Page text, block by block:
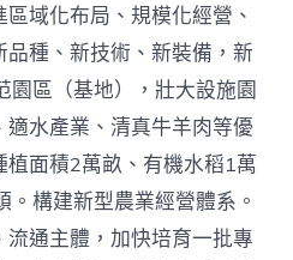
域化布局、規模化經營、
種、新技術、新裝備，新
園區（基地），壯大設施園
水產業、清真牛羊肉等優
面積2萬畝、有機水稻1萬
構建新型農業經營體系。
通主體，加快培育一批專